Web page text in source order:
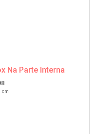
Na Parte Interna
cm